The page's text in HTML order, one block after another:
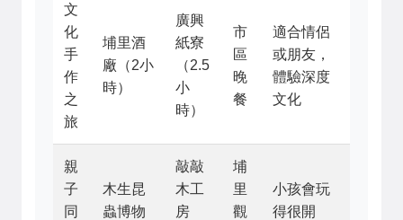
文
化
手
作
之
旅
埔里酒
廠（2小
時）
廣興
紙寮
（2.5
小
時）
市
區
晚
餐
適合情侶
或朋友，
體驗深度
文化
親
子
同
木生昆
蟲博物
敲敲
木工
房
埔
里
觀
小孩會玩
得很開